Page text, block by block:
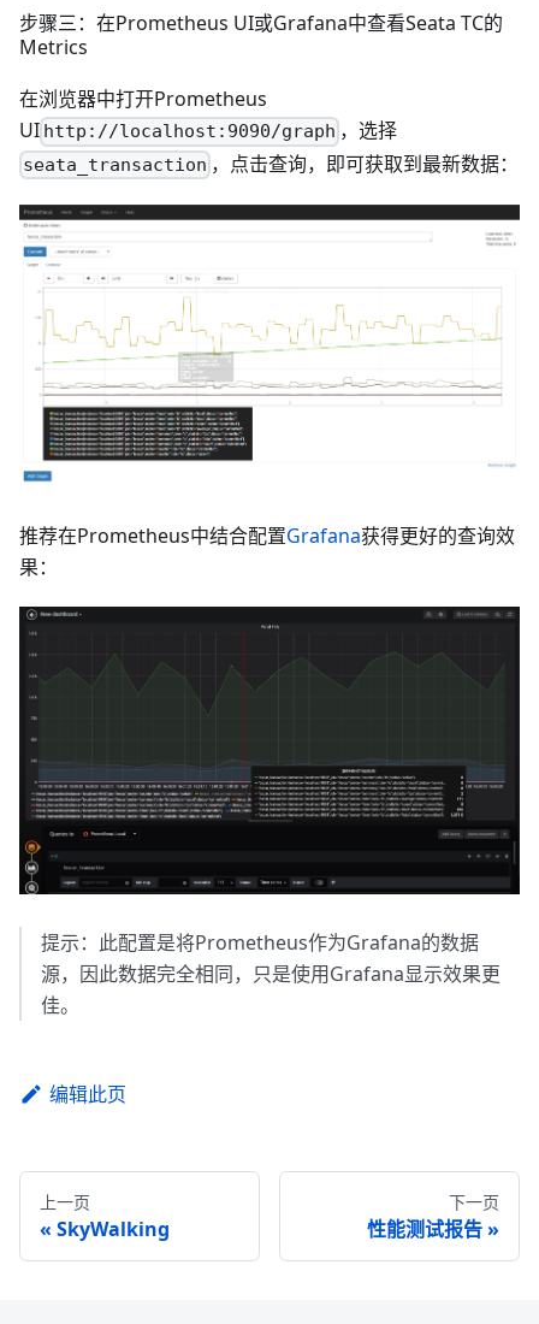
步骤三：在Prometheus UI或Grafana中查看Seata TC的
Metrics
在浏览器中打开Prometheus
UI http://localhost:9090/graph ，选择
seata_transaction ，点击查询，即可获取到最新数据：
推荐在Prometheus中结合配置Grafana获得更好的查询效
果：
提示：此配置是将Prometheus作为Grafana的数据
源，因此数据完全相同，只是使用Grafana显示效果更
佳。
编辑此页
上一页
SkyWalking
下一页
性能测试报告